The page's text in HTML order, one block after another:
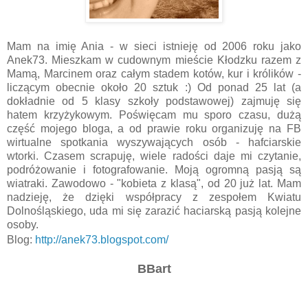
Mam na imię Ania - w sieci istnieję od 2006 roku jako
Anek73. Mieszkam w cudownym mieście Kłodzku razem z
Mamą, Marcinem oraz całym stadem kotów, kur i królików -
liczącym obecnie około 20 sztuk :) Od ponad 25 lat (a
dokładnie od 5 klasy szkoły podstawowej) zajmuję się
hatem krzyżykowym. Poświęcam mu sporo czasu, dużą
część mojego bloga, a od prawie roku organizuję na FB
wirtualne spotkania wyszywających osób - hafciarskie
wtorki. Czasem scrapuję, wiele radości daje mi czytanie,
podróżowanie i fotografowanie. Moją ogromną pasją są
wiatraki. Zawodowo - "kobieta z klasą", od 20 już lat. Mam
nadzieję, że dzięki współpracy z zespołem Kwiatu
Dolnośląskiego, uda mi się zarazić haciarską pasją kolejne
osoby.
Blog: http://anek73.blogspot.com/
BBart